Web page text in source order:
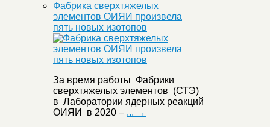
Фабрика сверхтяжелых
элементов ОИЯИ произвела
пять новых изотопов
За время работы Фабрики
сверхтяжелых элементов (СТЭ)
в Лаборатории ядерных реакций
ОИЯИ в 2020 – ... →